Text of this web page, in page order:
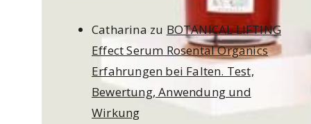
Catharina zu BOTANICAL LIFTING
Effect Serum Rosental Organics
Erfahrungen bei Falten. Test,
Bewertung, Anwendung und
Wirkung